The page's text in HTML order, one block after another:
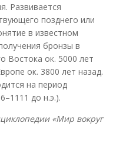
Развивается
позднего или
в известном
бронзы в
Востока ок. 5000 лет
ок. 3800 лет назад.
на период
до н.э.).
«Мир вокруг